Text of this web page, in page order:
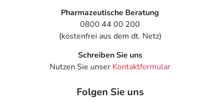
Pharmazeutische Beratung
0800 44 00 200
(kostenfrei aus dem dt. Netz)
Schreiben Sie uns
Nutzen Sie unser Kontaktformular
Folgen Sie uns